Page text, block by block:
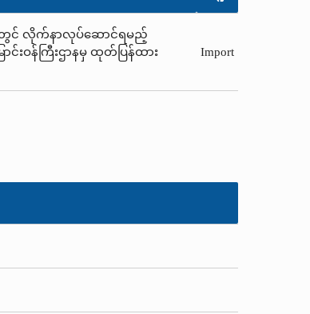
ရာတွင် လိုက်နာလုပ်ဆောင်ရမည့်
ာင်းဝန်ကြီးဌာနမှ ထုတ်ပြန်ထား
Import